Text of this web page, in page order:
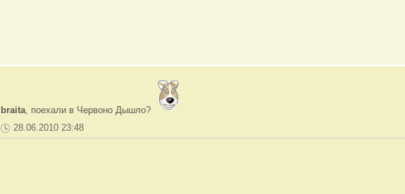
braita, поехали в Червоно Дышло?
28.06.2010 23:48